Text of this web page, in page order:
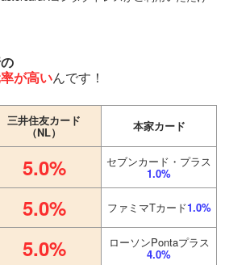
が高いんです！
三井住友カード
（NL） 本家カード
5.0% セブンカード・プラス
1.0%
5.0% ファミマTカード1.0%
5.0% ローソンPontaプラス
4.0%